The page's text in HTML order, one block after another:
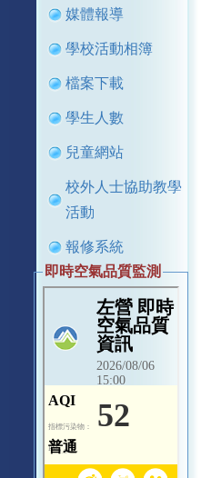
媒體報導
學校活動相簿
檔案下載
學生人數
兒童網站
校外人士協助教學
活動
報修系統
即時空氣品質監測